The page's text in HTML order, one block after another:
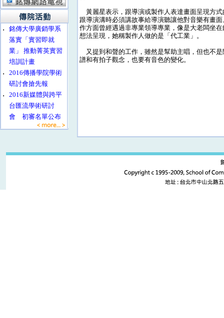
‧
銘傳大學廣銷學系
落實「實習即就
業」 推動菁英實習
培訓計畫
‧
2016傳播學院學術
研討會搶先報
‧
2016新媒體與跨平
台匯流學術研討
會 初審名單公布
黃麗星表示，跟導演或製作人表達畫面呈現方
跟導演溝時必須講故事給導演聽讓他對音樂有畫
作方面曾經遇過非專業領導專業，像是大老闆坐
想法呈現，她稱製作人做的是「代工業」。
又提到和聲的工作，雖然是幫助主唱，但也不
譜和有拍子觀念，也要有音色的變化。